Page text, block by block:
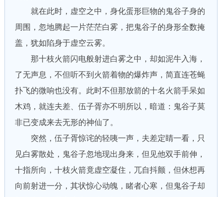
就在此时，虚空之中，身化蛋形巨物的鬼谷子身的
周围，忽地腾起一片茫茫白雾，把鬼谷子的身形全数掩
盖，犹如陷身于虚空云雾。
那十枝火箭闪电般射进白雾之中，却如泥牛入海，
了无声息，不但听不到火箭着物的爆炸声，简直连苍蝇
扑飞的微响也没有。此时不但那放箭的十名火箭手呆如
木鸡，就连夫差、伍子胥亦不明所以，暗道：鬼谷子莫
非已变成来去无形的神仙了。
突然，伍子胥惊诧的轻咦一声，夫差定睛一看，只
见白雾散处，鬼谷子忽地现出身来，但见他双手前伸，
十指所向，十枝火箭竟虚空凝住，兀自抖颤，但休想再
向前射进一分，其状惊心动魄，睹者心寒，但鬼谷子却